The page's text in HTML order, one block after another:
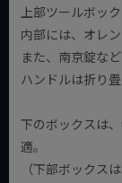
上部ツールボッ
内部には、オレ
また、南京錠な
ハンドルは折り畳
下のボックスは
適。
（下部ボックス